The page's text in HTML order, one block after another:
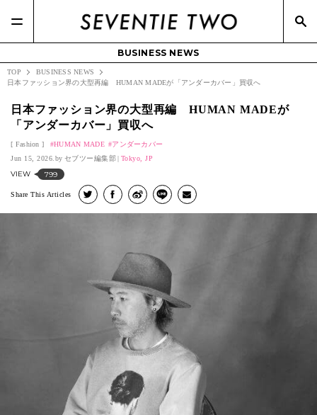
BUSINESS NEWS
TOP
BUSINESS NEWS
日本ファッション界の大型再編 HUMAN MADEが「アンダーカバー」買収へ
日本ファッション界の大型再編 HUMAN MADEが
「アンダーカバー」買収へ
Fashion HUMAN MADE
アンダーカバー
Jun 15, 2026.
セブツー編集部 Tokyo, JP
VIEW 799
Share This Articles